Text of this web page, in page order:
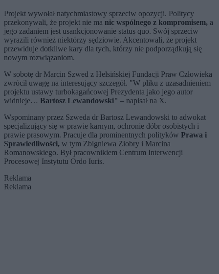
Projekt wywołał natychmiastowy sprzeciw opozycji. Politycy
przekonywali, że projekt nie ma nic wspólnego z kompromisem, a
jego zadaniem jest usankcjonowanie status quo. Swój sprzeciw
wyrazili również niektórzy sędziowie. Akcentowali, że projekt
przewiduje dotkliwe kary dla tych, którzy nie podporządkują się
nowym rozwiązaniom.
W sobotę dr Marcin Szwed z Helsińskiej Fundacji Praw Człowieka
zwrócił uwagę na interesujący szczegół. "W pliku z uzasadnieniem
projektu ustawy turbokagańcowej Prezydenta jako jego autor
widnieje… Bartosz Lewandowski" – napisał na X.
Wspominany przez Szweda dr Bartosz Lewandowski to adwokat
specjalizujący się w prawie karnym, ochronie dóbr osobistych i
prawie prasowym. Pracuje dla prominentnych polityków Prawa i
Sprawiedliwości, w tym Zbigniewa Ziobry i Marcina
Romanowskiego. Był pracownikiem Centrum Interwencji
Procesowej Instytutu Ordo Iuris.
Reklama
Reklama